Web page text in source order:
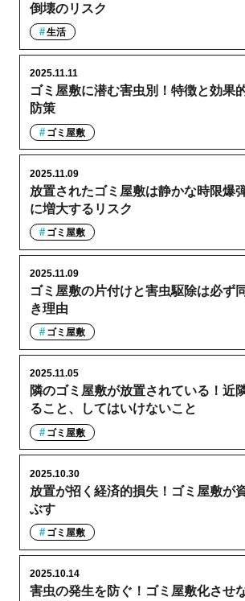
倒壊のリスク
生活
ゴミ屋敷に潜む害虫別！特徴と効果
防策
2025.11.11
ゴミ屋敷
放置されたゴミ屋敷は静かな時限爆
に増大するリスク
2025.11.09
ゴミ屋敷
ゴミ屋敷の片付けと害虫駆除は必ず
き理由
2025.11.09
ゴミ屋敷
隣のゴミ屋敷が放置されている！近
ること、してはいけないこと
2025.11.05
ゴミ屋敷
放置が招く経済的損失！ゴミ屋敷が
ぶす
2025.10.30
ゴミ屋敷
害虫の発生を防ぐ！ゴミ屋敷化させ
2025.10.14